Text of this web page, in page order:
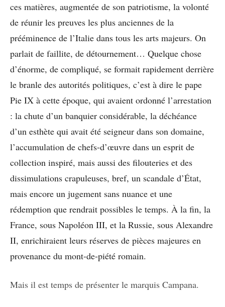
ces matières, augmentée de son patriotisme, la volonté
de réunir les preuves les plus anciennes de la
prééminence de l’Italie dans tous les arts majeurs. On
parlait de faillite, de détournement… Quelque chose
d’énorme, de compliqué, se formait rapidement derrière
le branle des autorités politiques, c’est à dire le pape
Pie IX à cette époque, qui avaient ordonné l’arrestation
: la chute d’un banquier considérable, la déchéance
d’un esthète qui avait été seigneur dans son domaine,
l’accumulation de chefs-d’œuvre dans un esprit de
collection inspiré, mais aussi des filouteries et des
dissimulations crapuleuses, bref, un scandale d’État,
mais encore un jugement sans nuance et une
rédemption que rendrait possibles le temps. À la fin, la
France, sous Napoléon III, et la Russie, sous Alexandre
II, enrichiraient leurs réserves de pièces majeures en
provenance du mont-de-piété romain.
Mais il est temps de présenter le marquis Campana.